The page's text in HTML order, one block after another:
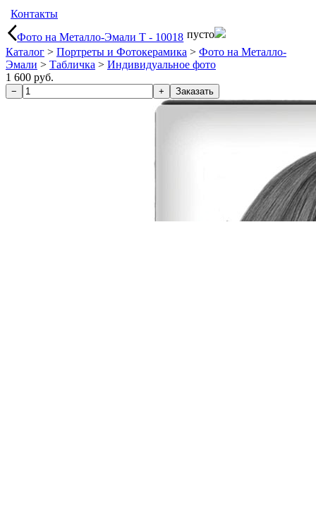
Контакты
Фото на Металло-Эмали Т - 10018 пусто
Каталог > Портреты и Фотокерамика > Фото на Металло-
Эмали > Табличка > Индивидуальное фото
1 600 руб.